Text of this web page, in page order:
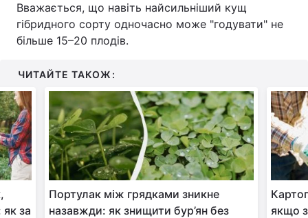
Вважається, що навіть найсильніший кущ
гібридного сорту одночасно може "годувати" не
більше 15–20 плодів.
ЧИТАЙТЕ ТАКОЖ:
за
Портулак між грядками зникне
назавжди: як знищити бур’ян без
якщо